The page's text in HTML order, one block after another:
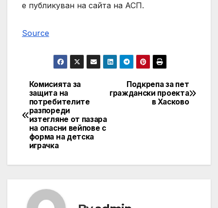
е публикуван на сайта на АСП.
Source
Post
navigation
Подкрепа за пет
граждански проекта
в Хасково
Комисията за
защита на
потребителите
разпореди
изтегляне от пазара
на опасни вейпове с
форма на детска
играчка